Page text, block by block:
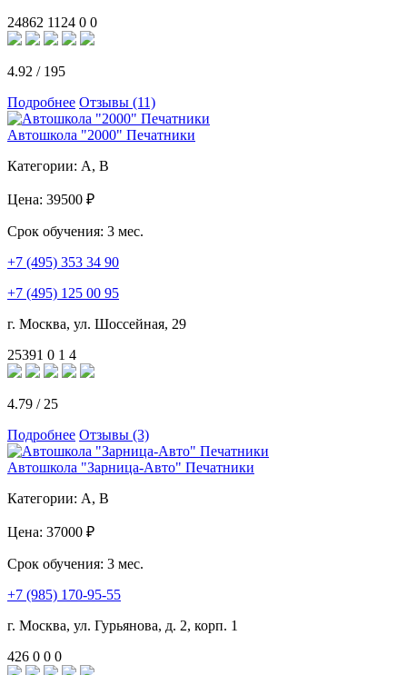
24862 1124 0 0
4.92 / 195
Подробнее Отзывы (11)
Автошкола "2000" Печатники
Категории: A, B
Цена: 39500 ₽
Срок обучения: 3 мес.
+7 (495) 353 34 90
+7 (495) 125 00 95
г. Москва, ул. Шоссейная, 29
25391 0 1 4
4.79 / 25
Подробнее Отзывы (3)
Автошкола "Зарница-Авто" Печатники
Категории: A, B
Цена: 37000 ₽
Срок обучения: 3 мес.
+7 (985) 170-95-55
г. Москва, ул. Гурьянова, д. 2, корп. 1
426 0 0 0